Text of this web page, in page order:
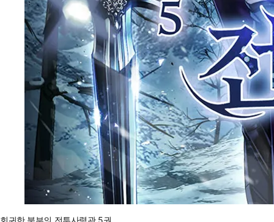
회귀한 북부의 전투사령관 5권